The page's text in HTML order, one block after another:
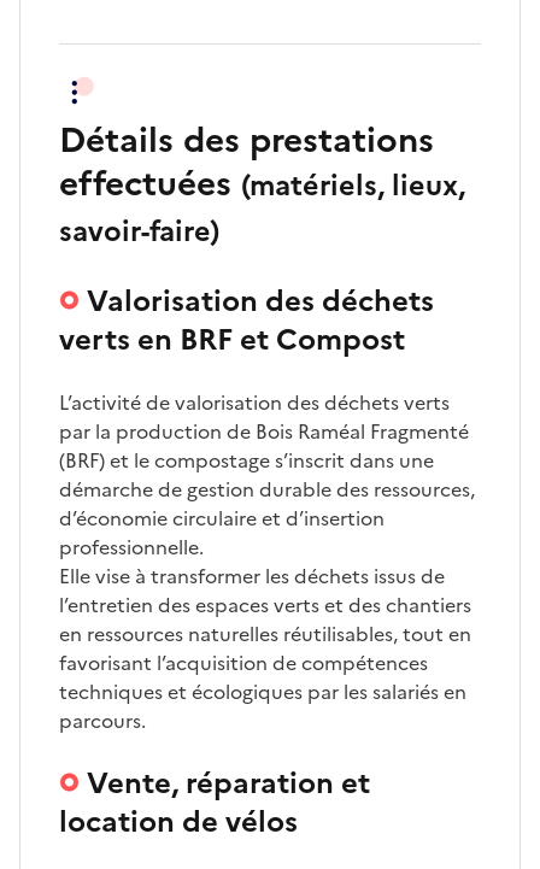
Détails des prestations
effectuées (matériels, lieux,
savoir-faire)
Valorisation des déchets
verts en BRF et Compost
L’activité de valorisation des déchets verts
par la production de Bois Raméal Fragmenté
(BRF) et le compostage s’inscrit dans une
démarche de gestion durable des ressources,
d’économie circulaire et d’insertion
professionnelle.
Elle vise à transformer les déchets issus de
l’entretien des espaces verts et des chantiers
en ressources naturelles réutilisables, tout en
favorisant l’acquisition de compétences
techniques et écologiques par les salariés en
parcours.
Vente, réparation et
location de vélos